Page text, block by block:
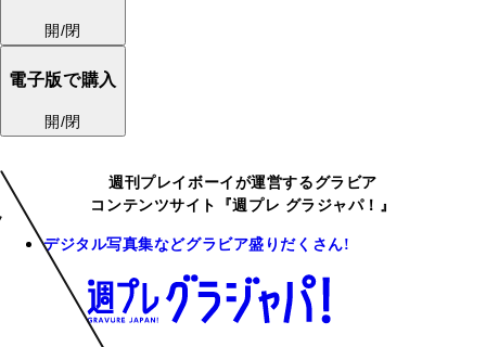
開/閉
電子版で購入
開/閉
週刊プレイボーイが運営するグラビア
コンテンツサイト『週プレ グラジャパ！』
デジタル写真集などグラビア盛りだくさん!